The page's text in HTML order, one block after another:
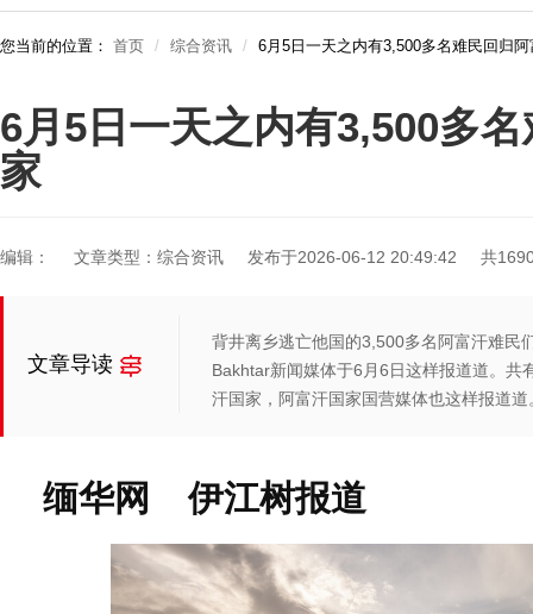
您当前的位置： 首页 综合资讯 6月5日一天之内有3,500多名难民回归
6月5日一天之内有3,500多
家
编辑： 文章类型：综合资讯 发布于2026-06-12 20:49:42 共
文章导读
背井离乡逃亡他国的3,500多名阿富汗难民
Bakhtar新闻媒体于6月6日这样报道道。
汗国家，阿富汗国家国营媒体也这样报道道
缅华网 伊江树报道